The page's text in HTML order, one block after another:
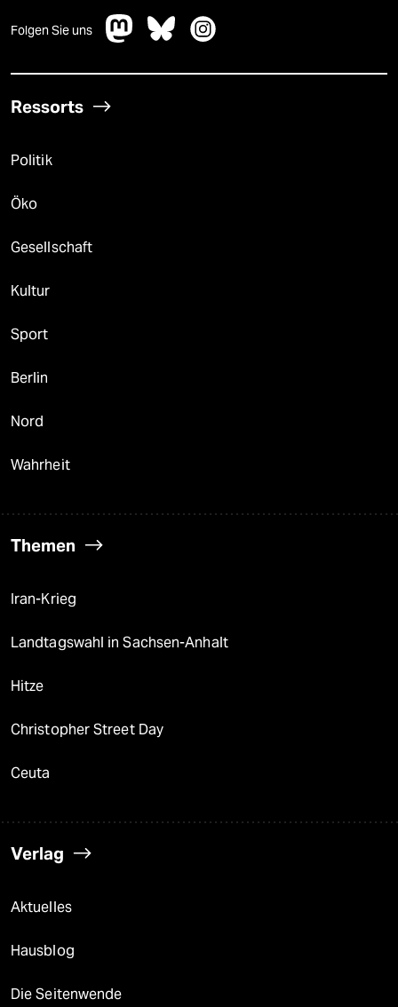
Folgen Sie uns
Ressorts
Politik
Öko
Gesellschaft
Kultur
Sport
Berlin
Nord
Wahrheit
Themen
Iran-Krieg
Landtagswahl in Sachsen-Anhalt
Hitze
Christopher Street Day
Ceuta
Verlag
Aktuelles
Hausblog
Die Seitenwende